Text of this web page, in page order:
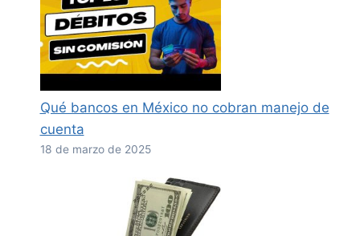
Qué bancos en México no cobran manejo de
cuenta
18 de marzo de 2025